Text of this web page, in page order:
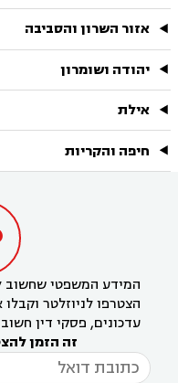
אזור השרון והסביבה
יהודה ושומרון
אילת
חיפה והקריות
המידע המשפטי שחשוב
הצטרפו לניוזלטר
עדכונים, פסקי דין
זה הזמן